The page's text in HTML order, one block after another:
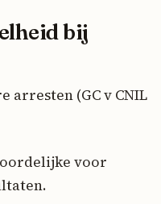
bij
arresten (GC v CNIL
voor